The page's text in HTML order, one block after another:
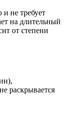
не требует
на длительный
от степени
раскрывается